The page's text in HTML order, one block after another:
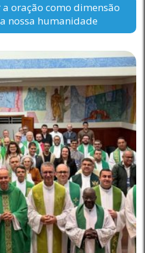
oração como dimensão
nossa humanidade